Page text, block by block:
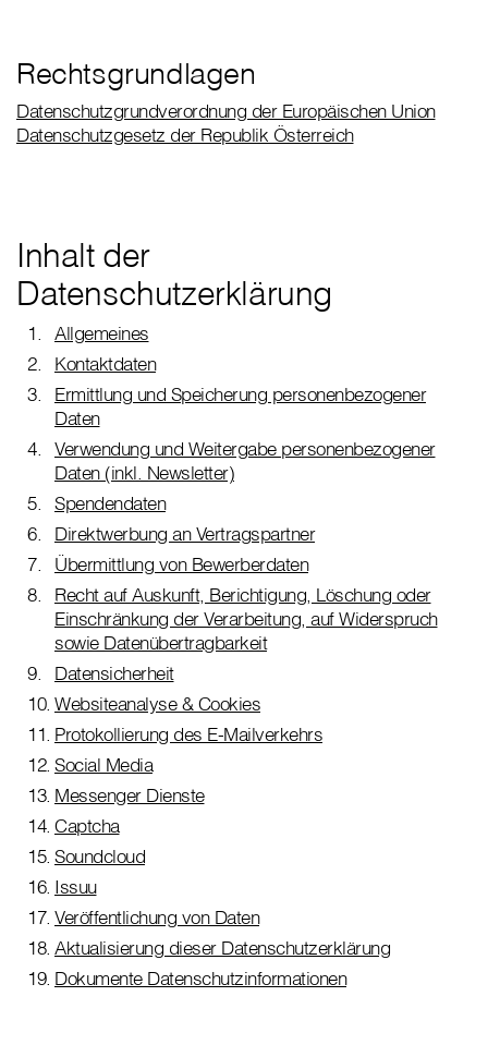
Rechtsgrundlagen
Datenschutzgrundverordnung der Europäischen Union
Datenschutzgesetz der Republik Österreich
Inhalt der
Datenschutzerklärung
Allgemeines
Kontaktdaten
Ermittlung und Speicherung personenbezogener
Daten
Verwendung und Weitergabe personenbezogener
Daten (inkl. Newsletter)
Spendendaten
Direktwerbung an Vertragspartner
Übermittlung von Bewerberdaten
Recht auf Auskunft, Berichtigung, Löschung oder
Einschränkung der Verarbeitung, auf Widerspruch
sowie Datenübertragbarkeit
Datensicherheit
Websiteanalyse & Cookies
Protokollierung des E-Mailverkehrs
Social Media
Messenger Dienste
Captcha
Soundcloud
Issuu
Veröffentlichung von Daten
Aktualisierung dieser Datenschutzerklärung
Dokumente Datenschutzinformationen